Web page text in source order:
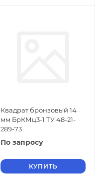
Квадрат бронзовый 14
мм БрКМц3-1 ТУ 48-21-
289-73
По запросу
КУПИТЬ